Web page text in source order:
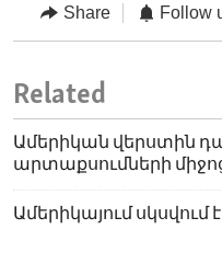
Share Follow
Related
Ամերիկան վերստին
արտաքսումների
Ամերիկայում սկսվում